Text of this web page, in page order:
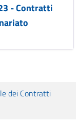
- Contratti
dei Contratti